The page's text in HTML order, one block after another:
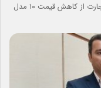
مدیر طرح واردات خودرو وزارت صنعت، معدن و تجارت از کاهش قیمت ۱۰ مدل